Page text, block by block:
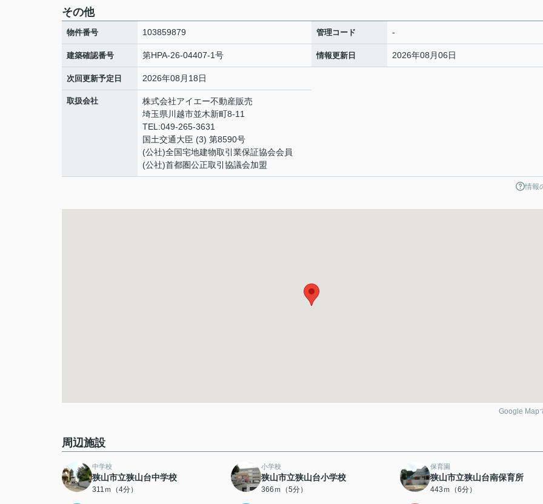
その他
物件番号 103859879 管理コード -
建築確認番号 第HPA-26-04407-1号 情報更新日 2026年08月06日
次回更新予定日 2026年08月18日
取扱会社
株式会社アイエー不動産販売
埼玉県川越市並木新町8-11
TEL:049-265-3631
国土交通大臣 (3) 第8590号
(公社)全国宅地建物取引業保証協会会員
(公社)首都圏公正取引協議会加盟
情報
Google Map
周辺施設
中学校
狭山市立狭山台中学校
311ｍ（4分）
小学校
狭山市立狭山台小学校
366ｍ（5分）
保育園
狭山市立狭山台南保育所
443ｍ（6分）